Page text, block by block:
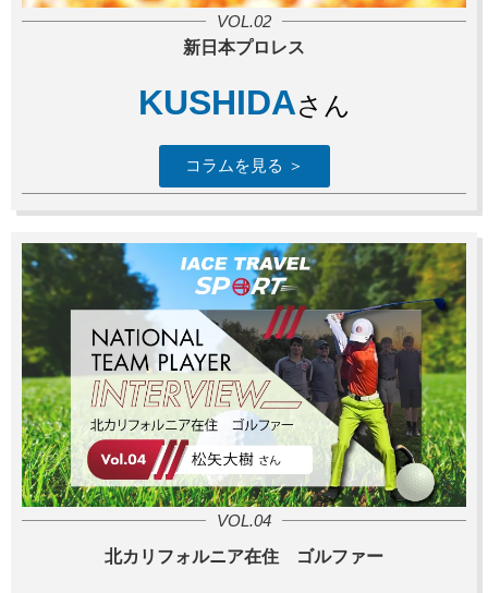
VOL.02
新日本プロレス
KUSHIDAさん
コラムを見る ＞
VOL.04
北カリフォルニア在住 ゴルファー